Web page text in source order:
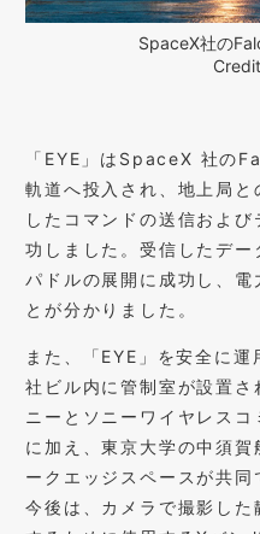
SpaceX社の
「EYE」はSpaceX 社の
軌道へ投入され、地上局
したコマンドの送信およ
功しました。受信したデ
パドルの展開に成功し、電
とが分かりました。
また、「EYE」を安全に
社ビル内に管制室が設置さ
ニーとソニーワイヤレス
に加え、東京大学の中須
ークエッジスペースが共同
今後は、カメラで撮影した